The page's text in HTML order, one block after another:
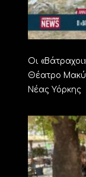
Οι
Θέατρο
Νέας Υόρκης